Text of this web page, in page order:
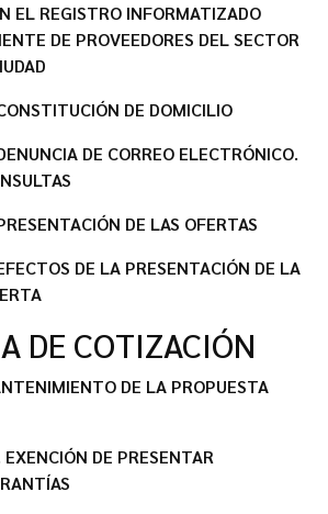
EL REGISTRO INFORMATIZADO
DE PROVEEDORES DEL SECTOR
DE DOMICILIO
DE CORREO ELECTRÓNICO.
DE LAS OFERTAS
DE LA PRESENTACIÓN DE LA
DE COTIZACIÓN
DE LA PROPUESTA
EXENCIÓN DE PRESENTAR